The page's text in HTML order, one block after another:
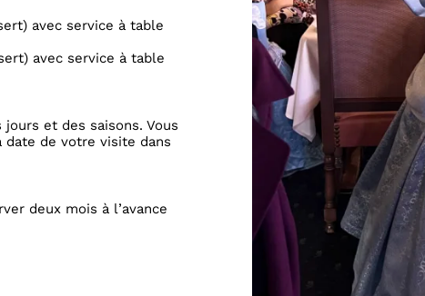
avec service à table
avec service à table
et des saisons. Vous
de votre visite dans
deux mois à l’avance